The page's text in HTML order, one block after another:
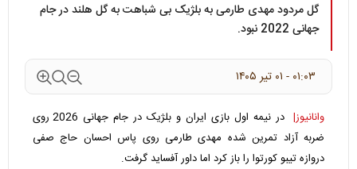
گل مردود مهدی طارمی به بلژیک بی شباهت به گل هلند در جام
جهانی 2022 نبود.
۰۱:۰۳ - ۰۱ تير ۱۴۰۵
وانانیوز|
در نیمه اول بازی ایران و بلژیک در جام جهانی 2026 روی
ضربه آزاد تمرین شده مهدی طارمی روی پاس احسان حاج صفی
دروازه تیبو کورتوا را باز کرد اما داور آفساید گرفت.